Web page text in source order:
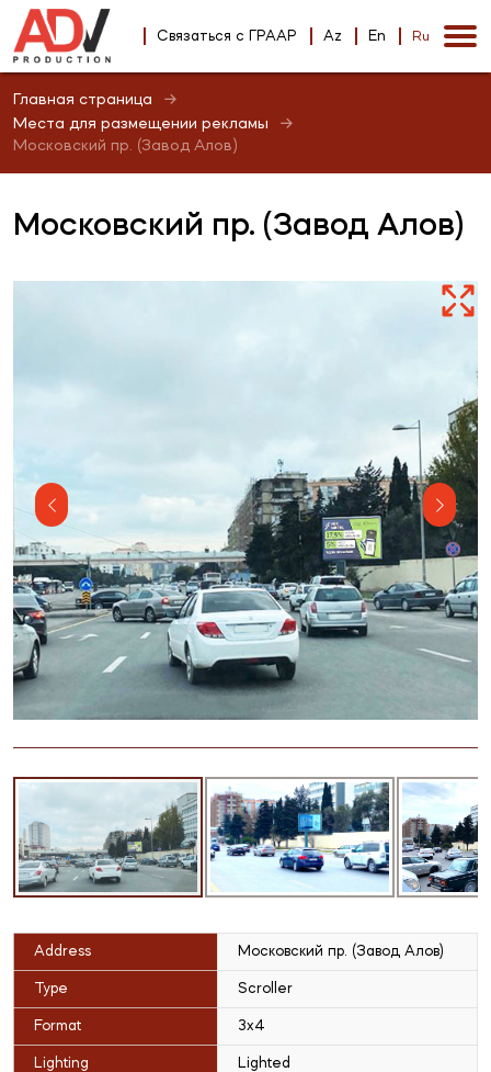
Связаться с ГРААР Az En Ru
Главная страница
Места для размещении рекламы
Московский пр. (Завод Алов)
Московский пр. (Завод Алов)
Address Московский пр. (Завод Алов)
Type Scroller
Format 3x4
Lighting Lighted